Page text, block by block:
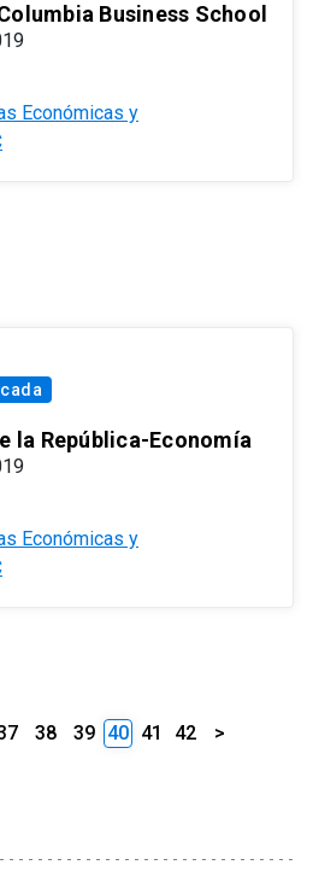
Business School
Económicas y
la República-Economía
Económicas y
38 39 40 41 42 >